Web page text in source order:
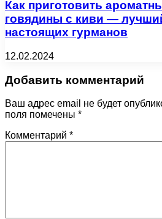
Как приготовить
говядины с киви —
настоящих гурманов
12.02.2024
Добавить комментарий
Ваш адрес email не будет
поля помечены *
Комментарий *